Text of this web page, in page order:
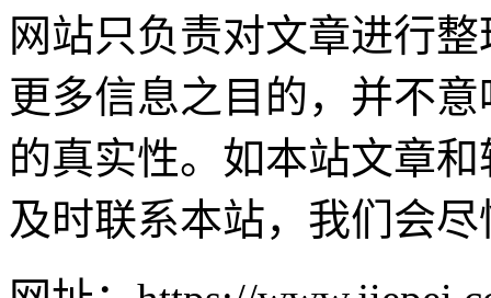
网站只负责对文章进行
更多信息之目的，并不
的真实性。如本站文章
及时联系本站，我们会